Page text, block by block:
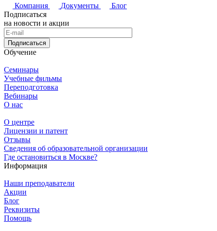
Компания
Документы
Блог
Подписаться
на новости и акции
Подписаться
Обучение
Семинары
Учебные фильмы
Переподготовка
Вебинары
О нас
О центре
Лицензии и патент
Отзывы
Сведения об образовательной организации
Где остановиться в Москве?
Информация
Наши преподаватели
Акции
Блог
Реквизиты
Помощь